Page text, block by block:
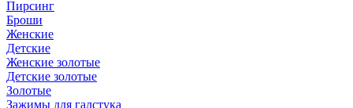
Пирсинг
Броши
Женские
Детские
Женские золотые
Детские золотые
Золотые
Зажимы для галстука